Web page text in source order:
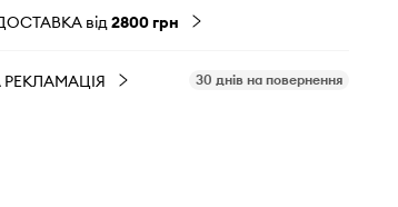
від2800 грн
30 днів на повернення